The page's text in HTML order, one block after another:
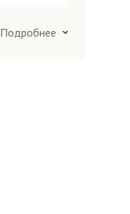
Подробнее